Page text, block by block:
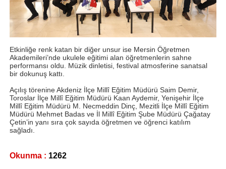
Etkinliğe renk katan bir diğer unsur ise Mersin Öğretmen
Akademileri’nde ukulele eğitimi alan öğretmenlerin sahne
performansı oldu. Müzik dinletisi, festival atmosferine sanatsal
bir dokunuş kattı.
Açılış törenine Akdeniz İlçe Millî Eğitim Müdürü Saim Demir,
Toroslar İlçe Millî Eğitim Müdürü Kaan Aydemir, Yenişehir İlçe
Millî Eğitim Müdürü M. Necmeddin Dinç, Mezitli İlçe Millî Eğitim
Müdürü Mehmet Badas ve İl Millî Eğitim Şube Müdürü Çağatay
Çetin’in yanı sıra çok sayıda öğretmen ve öğrenci katılım
sağladı.
Okunma : 1262